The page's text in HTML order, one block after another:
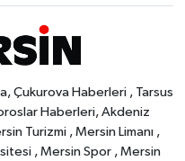
Çukurova Haberleri , Tarsus
Haberleri, Akdeniz
Turizmi , Mersin Limanı ,
, Mersin Spor , Mersin